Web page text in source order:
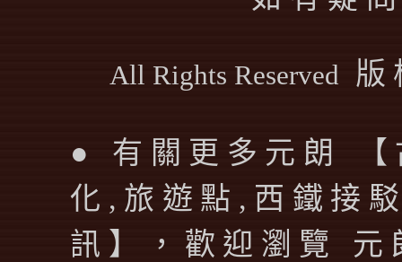
All Rights Reserved 版
● 有關更多元朗
化,旅遊點,西鐵接
訊】，歡迎瀏覽 元